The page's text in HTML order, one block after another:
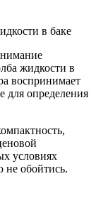
в баке
жидкости в
воспринимает
для определения
условиях
не обойтись.